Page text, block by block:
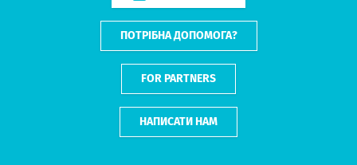
ПОТРІБНА ДОПОМОГА?
FOR PARTNERS
НАПИСАТИ НАМ